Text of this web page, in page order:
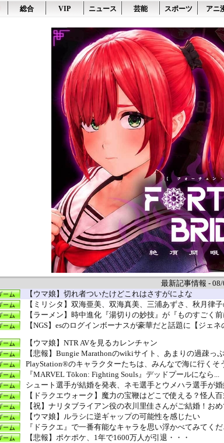
総合 VIP ニュース 芸能 スポーツ アニ
最新記事情報 - 08/
【ウマ娘】切れ者ついたけどこれはさすがによな
【ミリシタ】双海亜美、双海真美、三浦あずさ、秋月律
【ラーメン】時中進化『湯切りの妙技』が『ものすごく
【NGS】esのログインボーナスが豪華だと話題に【ジェネ
【ウマ娘】NTR AVを見るカレンチャン
【悲報】Bungie Marathonのwikiサイト、あまりの過疎っ
PlayStation®のキャラクターたちは、みんなで海に行くそ
『MARVEL Tōkon: Fighting Souls』デッドプールになら...
シュート選手が結婚を発表、ネモ選手とウメハラ選手が婚
【ドラクエウォーク】魔力の宝鞭はどこで使える？怪人
【祝】ナリタブライアン役の衣川里佳さんがご結婚！お
【ウマ娘】ルラシに逆ギャップの可能性を感じたい
『ドラクエ』で一番有能なキャラを思い浮かべてみてく
【悲報】ポケポケ、1年で1600万人が引退・・・